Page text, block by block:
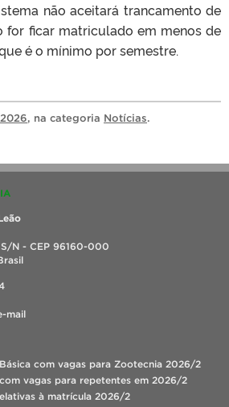
não aceitará trancamento de
for ficar matriculado em menos de
é o mínimo por semestre.
, na categoria Notícias.
N - CEP 96160-000
mail
com vagas para Zootecnia 2026/2
vagas para repetentes em 2026/2
à matrícula 2026/2